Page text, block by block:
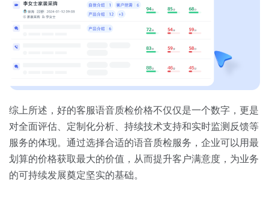
综上所述，好的客服语音质检价格不仅仅是一个数字，更是
对全面评估、定制化分析、持续技术支持和实时监测反馈等
服务的体现。通过选择合适的语音质检服务，企业可以用最
划算的价格获取最大的价值，从而提升客户满意度，为业务
的可持续发展奠定坚实的基础。